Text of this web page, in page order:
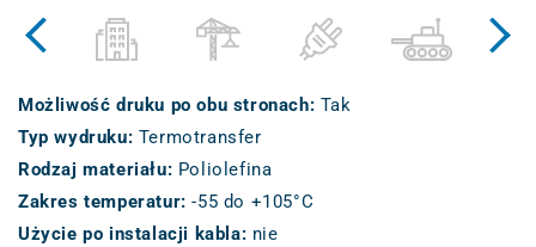
Możliwość druku po obu stronach: Tak
Typ wydruku: Termotransfer
Rodzaj materiału: Poliolefina
Zakres temperatur:-55 do +105°C
Użycie po instalacji kabla: nie